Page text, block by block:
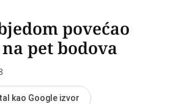
povećao
pet bodova
kao Google izvor